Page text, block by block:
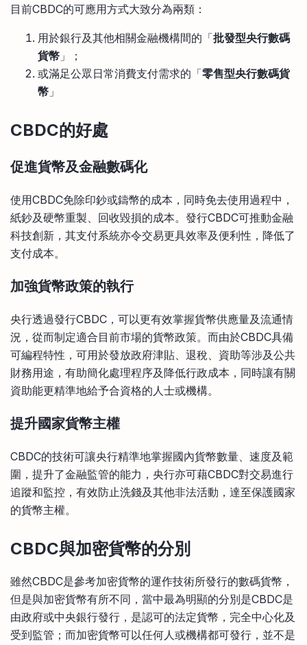
目前CBDC的可應用方式大致分為兩類：
用於銀行及其他相關金融機構間的「批發型央行數碼
貨幣 」；
或滿足公眾日常消費支付需求的「零售型央行數碼貨
幣 」
CBDC的好處
促進貨幣及金融數碼化
使用CBDC免除印鈔或鑄幣的成本，同時免去使用過程中，
紙鈔及硬幣重製、回收毀損的成本。發行CBDC可推動金融
科技創新，其支付系統亦令交易更具效率及便利性，降低了
支付成本。
加強貨幣政策的執行
央行透過發行CBDC，可以更有效掌握貨幣供應量及流通情
況，從而制定適合目前市場的貨幣政策。而由於CBDC具備
可編程特性，可用於發放政府津貼、退稅、資助等涉及公共
財務用途，有助簡化處理程序及降低行政成本，同時讓有關
資助能更精準地給予合資格的人士或機構。
提升國家貨幣主權
CBDC的技術可讓央行精準地掌握國內貨幣數量、速度及範
圍，提升了金融監管的能力，央行亦可藉CBDC對交易進行
追蹤和監控，有效防止洗錢及其他非法活動，達至保護國家
的貨幣主權。
CBDC與加密貨幣的分別
雖然CBDC是參考加密貨幣的運作技術所發行的數碼貨幣，
但是與加密貨幣有所不同，當中最為明顯的分別是CBDC是
由政府或中央銀行發行，是認可的法定貨幣，完全中心化及
受到監管；而加密貨幣可以任何人或機構都可發行，並不是